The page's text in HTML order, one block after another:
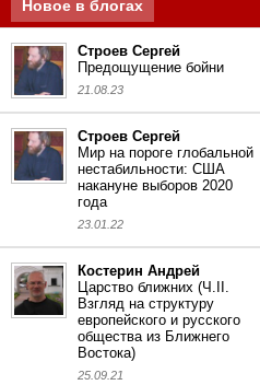
Новое в блогах
Строев Сергей
Предощущение бойни
21.08.23
Строев Сергей
Мир на пороге глобальной
нестабильности: США
накануне выборов 2020
года
23.01.22
Костерин Андрей
Царство ближних (Ч.II.
Взгляд на структуру
европейского и русского
общества из Ближнего
Востока)
25.09.21